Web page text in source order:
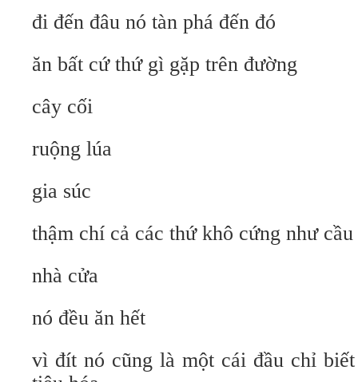
đi đến đâu nó tàn phá đến đó
ăn bất cứ thứ gì gặp trên đường
cây cối
ruộng lúa
gia súc
thậm chí cả các thứ khô cứng như cầu
nhà cửa
nó đều ăn hết
vì đít nó cũng là một cái đầu chỉ